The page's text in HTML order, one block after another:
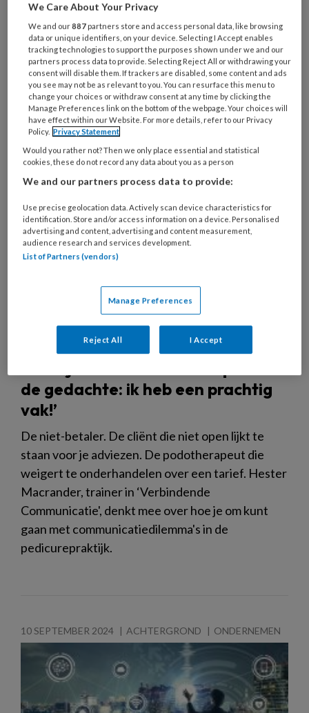
Artikelen over dit thema
26 MEI 2026 MAGAZINE ONDERNEMEN
de gedachte: ik heb een prachtig
vak!’
De niet-betaler. De cliënt die niet open lijkt te
staan voor je adviezen. De podotherapeut die
weigert te onderhandelen over een tarief. Hester
Macrander, trainer in ‘Verbindende
Communicatie', denkt mee over hoe je om kunt
gaan met communicatiedilemma's in de
pedicurepraktijk.
10 SEPTEMBER 2024 ACHTERGROND ONDERNEMEN
We Care About Your Privacy
We and our887 partners store and access personal data, like browsing
data or unique identifiers, on your device. Selecting I Accept enables
tracking technologies to support the purposes shown under we and our
partners process data to provide. Selecting Reject All or withdrawing your
consent will disable them. If trackers are disabled, some content and ads
you see may not be as relevant to you. You can resurface this menu to
change your choices or withdraw consent at any time by clicking the
Manage Preferences link on the bottom of the webpage. Your choices will
have effect within our Website. For more details, refer to our Privacy
Policy. Privacy Statement
Would you rather not? Then we only place essential and statistical
cookies, these do not record any data about you as a person
We and our partners process data to provide:
Use precise geolocation data. Actively scan device characteristics for
identification. Store and/or access information on a device. Personalised
advertising and content, advertising and content measurement,
audience research and services development.
List of Partners (vendors)
Manage Preferences
Reject All I Accept